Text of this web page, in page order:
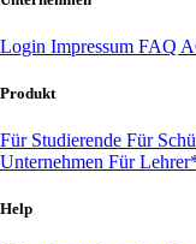
Login Impressum FAQ
Produkt
Für Studierende Für
Unternehmen Für
Help